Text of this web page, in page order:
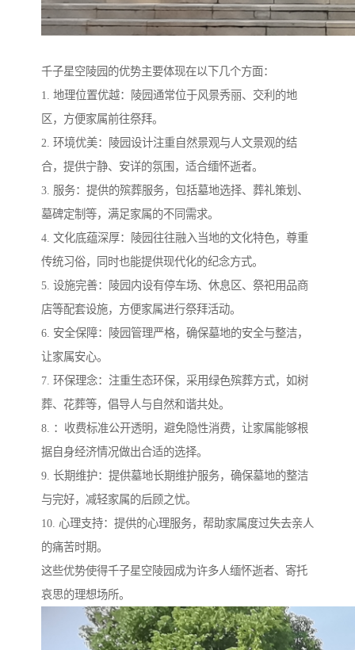
千子星空陵园的优势主要体现在以下几个方面：
1. 地理位置优越：陵园通常位于风景秀丽、交利的地
区，方便家属前往祭拜。
2. 环境优美：陵园设计注重自然景观与人文景观的结
合，提供宁静、安详的氛围，适合缅怀逝者。
3. 服务：提供的殡葬服务，包括墓地选择、葬礼策划、
墓碑定制等，满足家属的不同需求。
4. 文化底蕴深厚：陵园往往融入当地的文化特色，尊重
传统习俗，同时也能提供现代化的纪念方式。
5. 设施完善：陵园内设有停车场、休息区、祭祀用品商
店等配套设施，方便家属进行祭拜活动。
6. 安全保障：陵园管理严格，确保墓地的安全与整洁，
让家属安心。
7. 环保理念：注重生态环保，采用绿色殡葬方式，如树
葬、花葬等，倡导人与自然和谐共处。
8. ：收费标准公开透明，避免隐性消费，让家属能够根
据自身经济情况做出合适的选择。
9. 长期维护：提供墓地长期维护服务，确保墓地的整洁
与完好，减轻家属的后顾之忧。
10. 心理支持：提供的心理服务，帮助家属度过失去亲人
的痛苦时期。
这些优势使得千子星空陵园成为许多人缅怀逝者、寄托
哀思的理想场所。